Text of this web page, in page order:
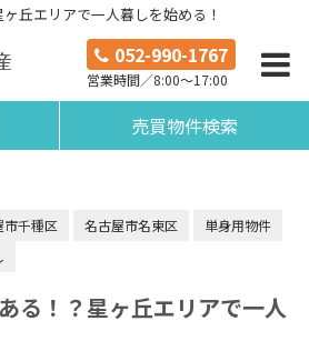
丘エリアで一人暮しを始める！
052-990-1767
営業時間／8:00～17:00
売買物件検索
市千種区 名古屋市名東区
単身用物件
る！？星ヶ丘エリアで一人